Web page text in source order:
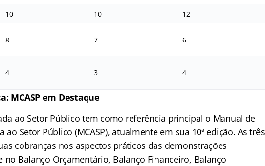
10 10 12
8 7 6
4 3 4
MCASP em Destaque
ao Setor Público tem como referência principal o Manual de
ao Setor Público (MCASP), atualmente em sua 10ª edição. As três
cobranças nos aspectos práticos das demonstrações
no Balanço Orçamentário, Balanço Financeiro, Balanço